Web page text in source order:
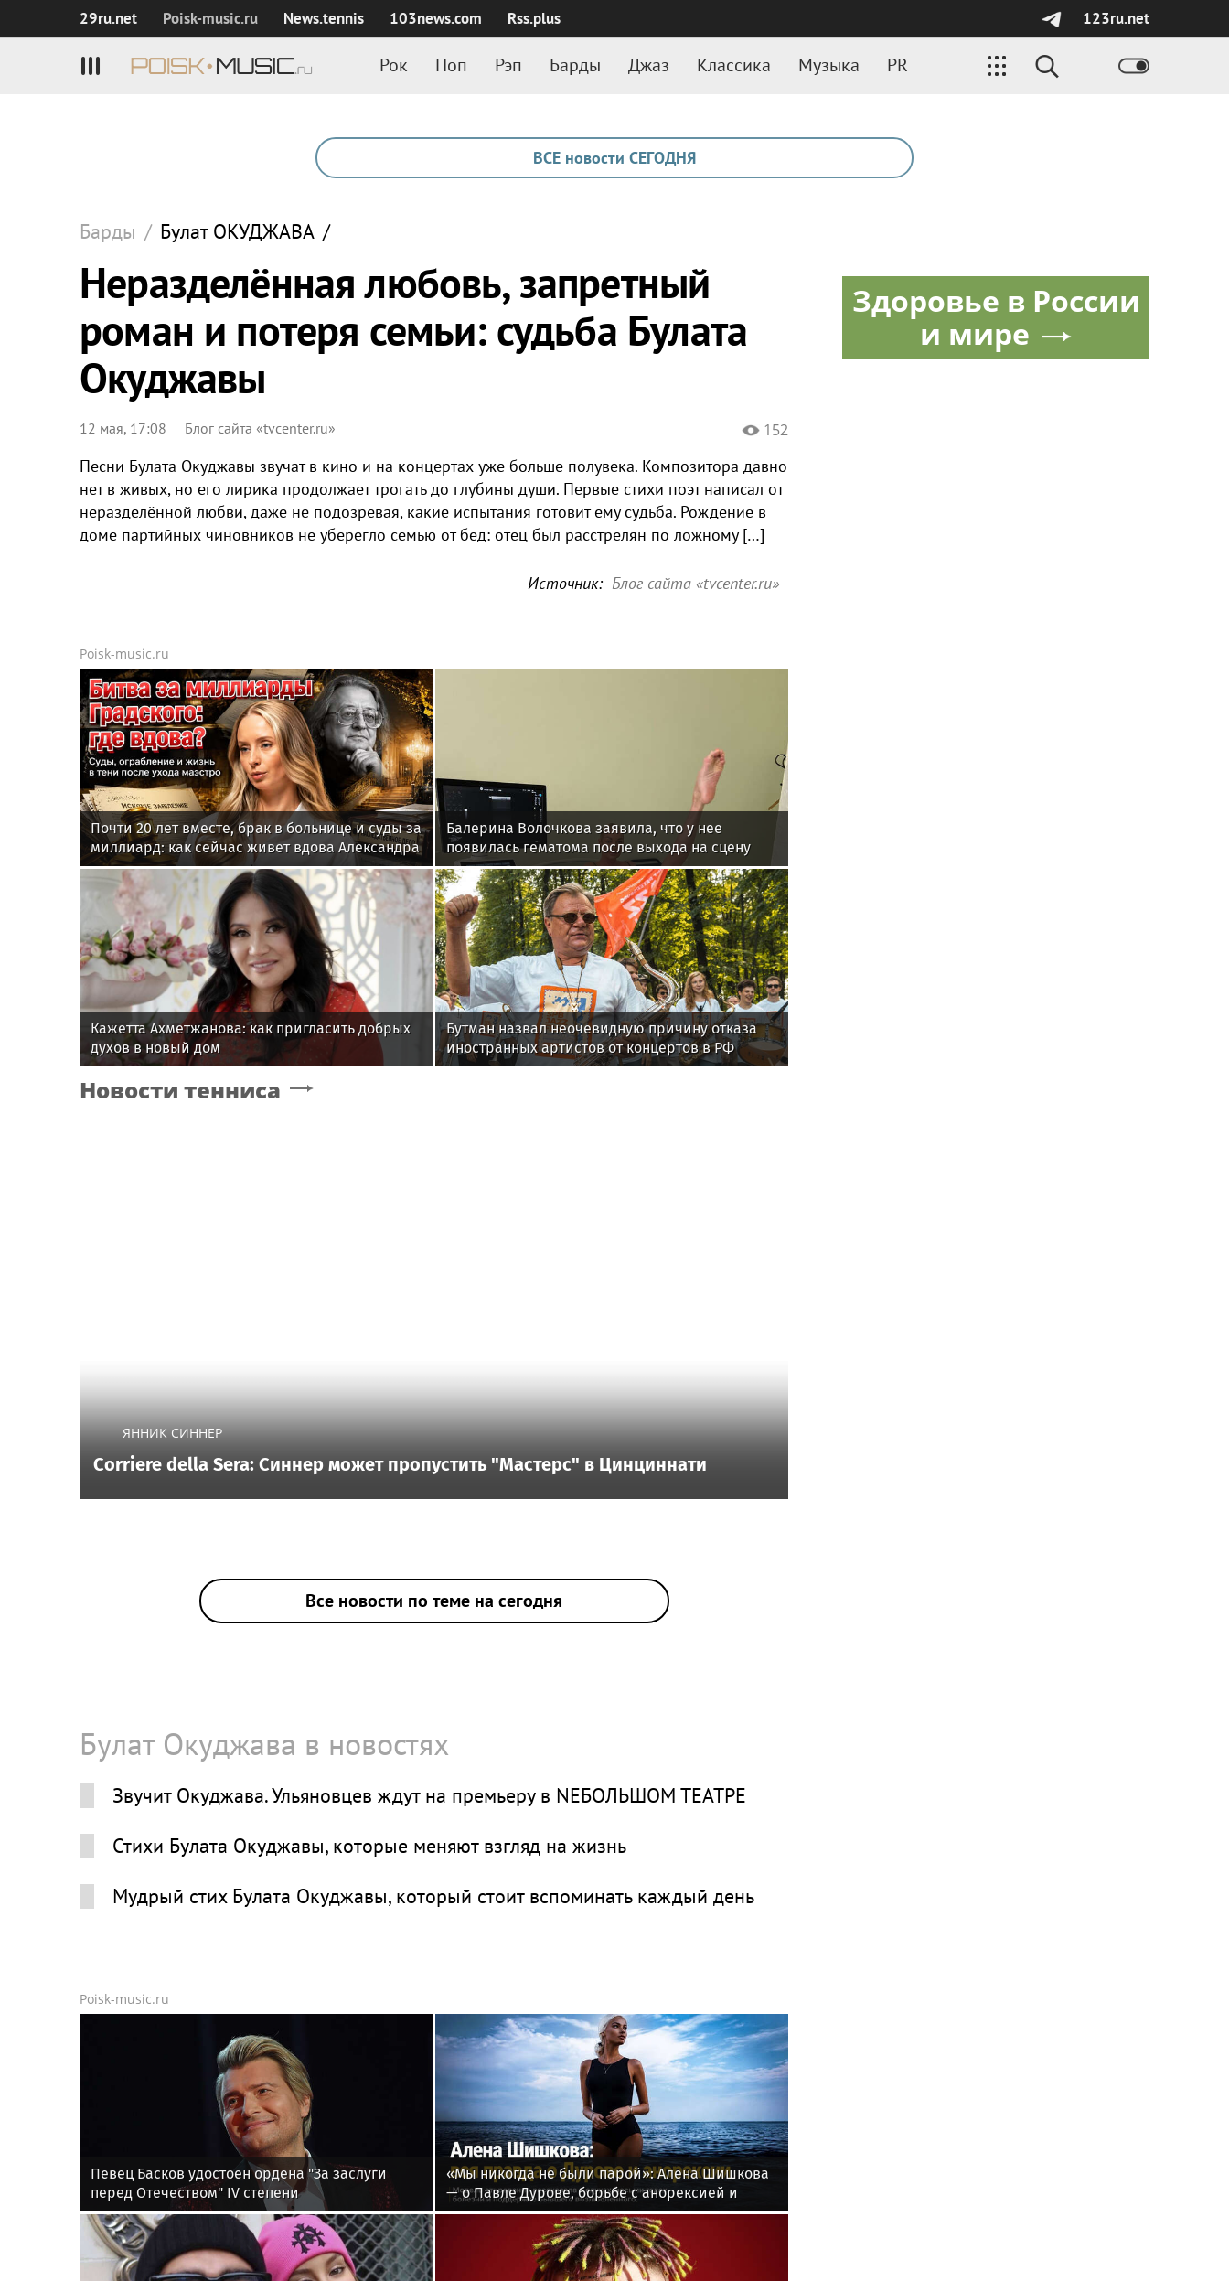
29ru.net Poisk‑music.ru News.tennis 103news.com Rss.plus 123ru.net
Рок Поп Рэп Барды Джаз Классика Музыка PR
ВСЕ новости СЕГОДНЯ
Барды / Булат ОКУДЖАВА /
Неразделённая любовь, запретный
роман и потеря семьи: судьба Булата
Окуджавы
12 мая, 17:08 Блог сайта «tvcenter.ru» 152
Песни Булата Окуджавы звучат в кино и на концертах уже больше полувека. Композитора давно
нет в живых, но его лирика продолжает трогать до глубины души. Первые стихи поэт написал от
неразделённой любви, даже не подозревая, какие испытания готовит ему судьба. Рождение в
доме партийных чиновников не уберегло семью от бед: отец был расстрелян по ложному […]
Источник: Блог сайта «tvcenter.ru»
Poisk-music.ru
Почти 20 лет вместе, брак в больнице и суды за
миллиард: как сейчас живет вдова Александра
Градского
Балерина Волочкова заявила, что у нее
появилась гематома после выхода на сцену
Кажетта Ахметжанова: как пригласить добрых
духов в новый дом
Бутман назвал неочевидную причину отказа
иностранных артистов от концертов в РФ
Новости тенниса
ЯННИК СИННЕР
Corriere della Sera: Синнер может пропустить "Мастерс" в Цинциннати
Все новости по теме на сегодня
Булат Окуджава в новостях
Звучит Окуджава. Ульяновцев ждут на премьеру в NEБОЛЬШОМ ТЕАТРЕ
Стихи Булата Окуджавы, которые меняют взгляд на жизнь
Мудрый стих Булата Окуджавы, который стоит вспоминать каждый день
Poisk-music.ru
Певец Басков удостоен ордена "За заслуги
перед Отечеством" IV степени
«Мы никогда не были парой»: Алена Шишкова
— о Павле Дурове, борьбе с анорексией и
помощи Тимати
Здоровье в России
и мире